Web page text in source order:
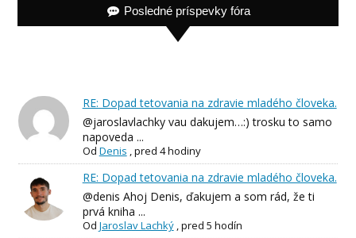
Posledné príspevky fóra
RE: Dopad tetovania na zdravie mladého človeka.
@jaroslavlachky vau dakujem…:) trosku to samo
napoveda ...
Od Denis ,pred 4 hodiny
RE: Dopad tetovania na zdravie mladého človeka.
@denis Ahoj Denis, ďakujem a som rád, že ti
prvá kniha ...
Od Jaroslav Lachký,pred 5 hodín